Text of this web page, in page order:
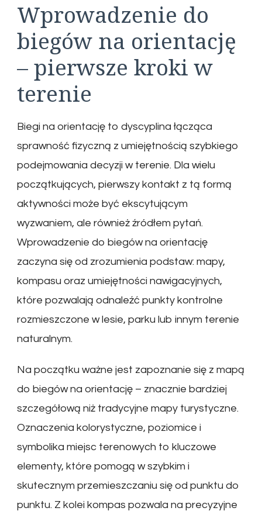
Wprowadzenie do
biegów na orientację
– pierwsze kroki w
terenie
Biegi na orientację to dyscyplina łącząca
sprawność fizyczną z umiejętnością szybkiego
podejmowania decyzji w terenie. Dla wielu
początkujących, pierwszy kontakt z tą formą
aktywności może być ekscytującym
wyzwaniem, ale również źródłem pytań.
Wprowadzenie do biegów na orientację
zaczyna się od zrozumienia podstaw: mapy,
kompasu oraz umiejętności nawigacyjnych,
które pozwalają odnaleźć punkty kontrolne
rozmieszczone w lesie, parku lub innym terenie
naturalnym.
Na początku ważne jest zapoznanie się z mapą
do biegów na orientację – znacznie bardziej
szczegółową niż tradycyjne mapy turystyczne.
Oznaczenia kolorystyczne, poziomice i
symbolika miejsc terenowych to kluczowe
elementy, które pomogą w szybkim i
skutecznym przemieszczaniu się od punktu do
punktu. Z kolei kompas pozwala na precyzyjne